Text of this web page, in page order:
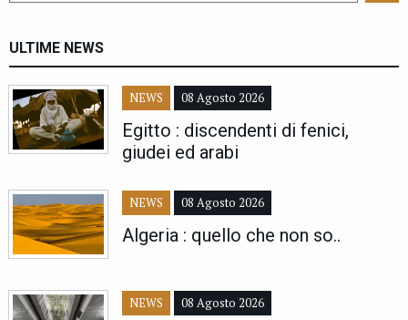
ULTIME NEWS
NEWS 08 Agosto 2026
Egitto : discendenti di fenici,
giudei ed arabi
NEWS 08 Agosto 2026
Algeria : quello che non so..
NEWS 08 Agosto 2026